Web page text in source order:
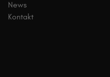
News
Kontakt